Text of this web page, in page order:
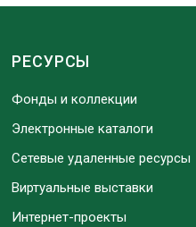
РЕСУРСЫ
Фонды и коллекции
Электронные каталоги
Сетевые удаленные ресурсы
Виртуальные выставки
Интернет-проекты